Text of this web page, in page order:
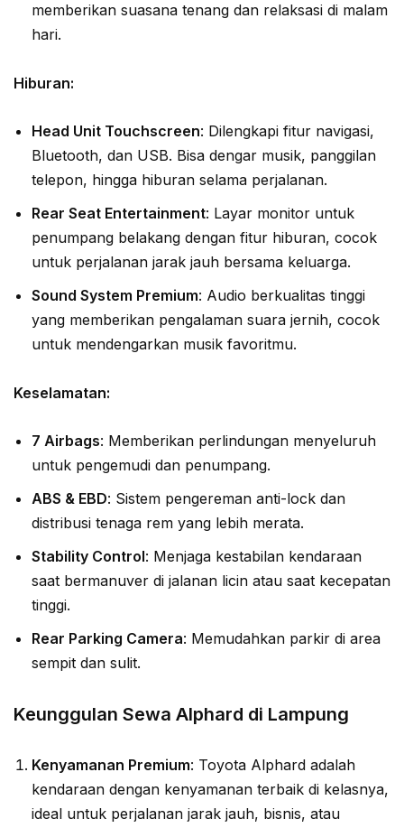
memberikan suasana tenang dan relaksasi di malam
hari.
Hiburan:
Head Unit Touchscreen: Dilengkapi fitur navigasi,
Bluetooth, dan USB. Bisa dengar musik, panggilan
telepon, hingga hiburan selama perjalanan.
Rear Seat Entertainment: Layar monitor untuk
penumpang belakang dengan fitur hiburan, cocok
untuk perjalanan jarak jauh bersama keluarga.
Sound System Premium: Audio berkualitas tinggi
yang memberikan pengalaman suara jernih, cocok
untuk mendengarkan musik favoritmu.
Keselamatan:
7 Airbags: Memberikan perlindungan menyeluruh
untuk pengemudi dan penumpang.
ABS & EBD: Sistem pengereman anti-lock dan
distribusi tenaga rem yang lebih merata.
Stability Control: Menjaga kestabilan kendaraan
saat bermanuver di jalanan licin atau saat kecepatan
tinggi.
Rear Parking Camera: Memudahkan parkir di area
sempit dan sulit.
Keunggulan Sewa Alphard di Lampung
Kenyamanan Premium: Toyota Alphard adalah
kendaraan dengan kenyamanan terbaik di kelasnya,
ideal untuk perjalanan jarak jauh, bisnis, atau